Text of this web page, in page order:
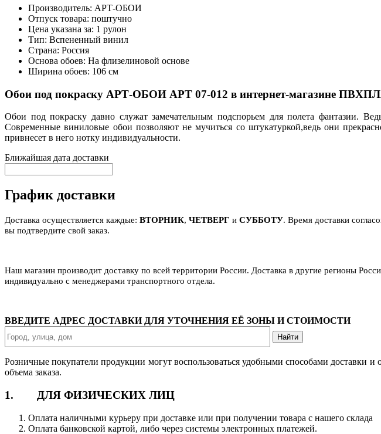
Производитель: АРТ-ОБОИ
Отпуск товара: поштучно
Цена указана за: 1 рулон
Тип: Вспененный винил
Страна: Россия
Основа обоев: На флизелиновой основе
Ширина обоев: 106 см
Обои под покраску АРТ-ОБОИ АРТ 07-012 в интернет-магазине
Обои под покраску давно служат замечательным подспорьем для полета фантазии.
Современные виниловые обои позволяют не мучиться со штукатуркой,ведь они
привнесет в него нотку индивидуальности.
Ближайшая дата доставки
График доставки
Доставка осуществляется каждые: ВТОРНИК, ЧЕТВЕРГ и СУББОТУ. Время доставки
вы подтвердите свой заказ.
Наш магазин производит доставку по всей территории России. Доставка в другие регионы
индивидуально с менеджерами транспортного отдела.
ВВЕДИТЕ АДРЕС ДОСТАВКИ ДЛЯ УТОЧНЕНИЯ ЕЁ ЗОНЫ И СТОИМОСТИ
Розничные покупатели продукции могут воспользоваться удобными способами доставки
объема заказа.
1. ДЛЯ ФИЗИЧЕСКИХ ЛИЦ
Оплата наличными курьеру при доставке или при получении товара с нашего склада
Оплата банковской картой, либо через системы электронных платежей.